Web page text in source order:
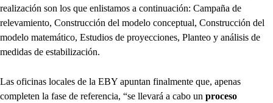
realización son los que enlistamos a continuación: Campaña de
relevamiento, Construcción del modelo conceptual, Construcción del
modelo matemático, Estudios de proyecciones, Planteo y análisis de
medidas de estabilización.
Las oficinas locales de la EBY apuntan finalmente que, apenas
completen la fase de referencia, “se llevará a cabo un proceso